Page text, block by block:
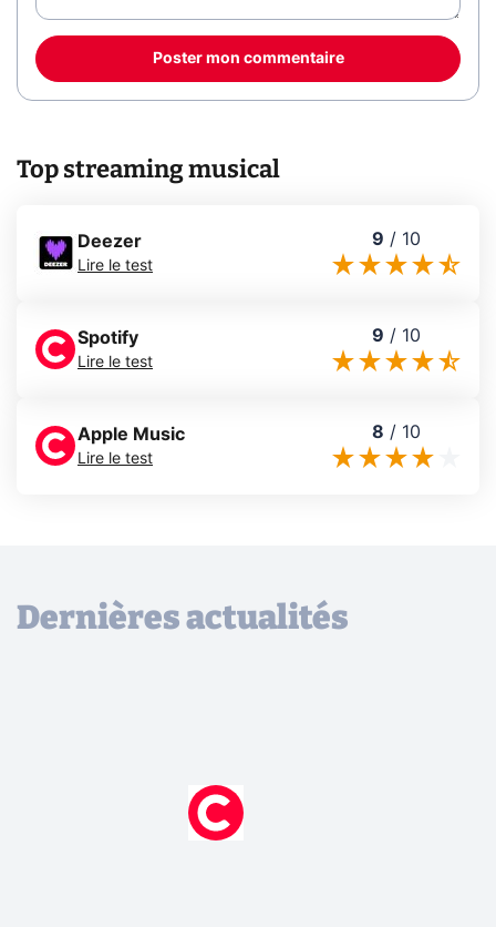
Poster mon commentaire
Top streaming musical
Deezer
Lire le test
9 / 10
Spotify
Lire le test
9 / 10
Apple Music
Lire le test
8 / 10
Dernières actualités